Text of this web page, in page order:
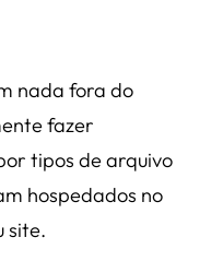
nada fora do
fazer
tipos de arquivo
hospedados no
site.